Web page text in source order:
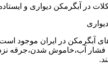
در آبگرمکن دیواری و
آبگرمکن در ایران موجود
آب،خاموش شدن،جرقه